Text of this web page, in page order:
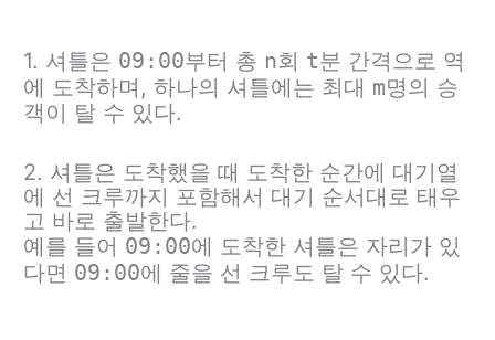
1. 셔틀은 09:00부터 총 n회 t분 간격으로 역
에 도착하며, 하나의 셔틀에는 최대 m명의 승
객이 탈 수 있다.
2. 셔틀은 도착했을 때 도착한 순간에 대기열
에 선 크루까지 포함해서 대기 순서대로 태우
고 바로 출발한다.
예를 들어 09:00에 도착한 셔틀은 자리가 있
다면 09:00에 줄을 선 크루도 탈 수 있다.